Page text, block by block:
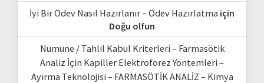
İyi Bir Ödev Nasıl Hazırlanır – Ödev Hazırlatma için
Doğu olfun
Numune / Tahlil Kabul Kriterleri – Farmasötik
Analiz İçin Kapiller Elektroforez Yöntemleri –
Ayırma Teknolojisi – FARMASÖTİK ANALİZ – Kimya